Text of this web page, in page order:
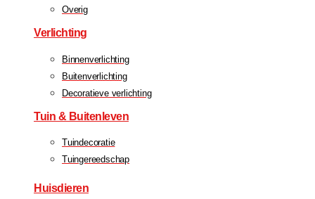
Overig
Verlichting
Binnenverlichting
Buitenverlichting
Decoratieve verlichting
Tuin & Buitenleven
Tuindecoratie
Tuingereedschap
Huisdieren